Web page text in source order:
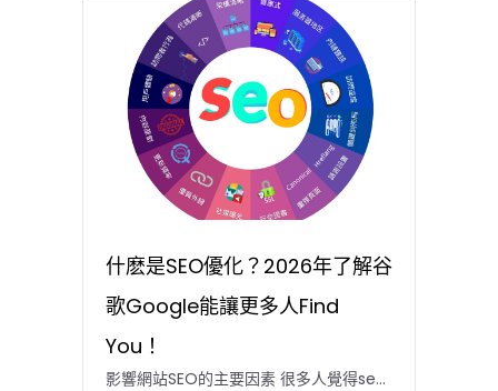
什麽是SEO優化？2026年了解谷
歌Google能讓更多人Find
You！
影響網站SEO的主要因素 很多人覺得se...